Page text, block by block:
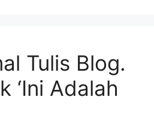
Tulis Blog.
‘Ini Adalah